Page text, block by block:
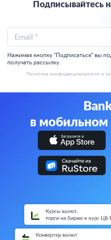
Подписывайтесь
Email *
Нажимая кнопку "Подписаться" вы
получать рассылку.
Политика конфиденциальности и
в